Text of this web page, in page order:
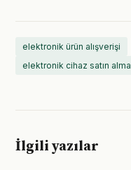
elektronik ürün alışverişi
elektronik cihaz satın alma
İlgili yazılar